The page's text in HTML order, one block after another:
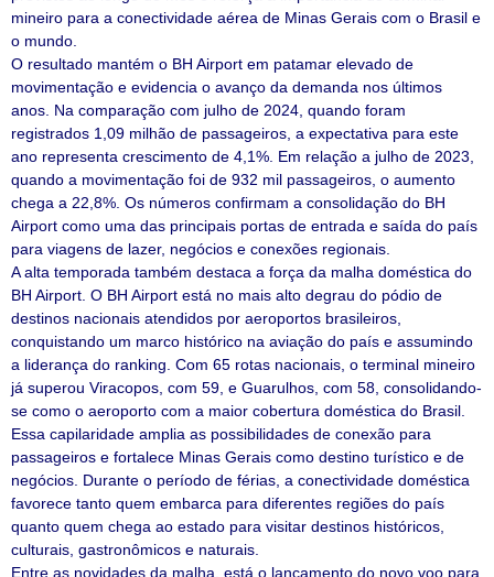
mineiro para a conectividade aérea de Minas Gerais com o Brasil e
o mundo.
O resultado mantém o BH Airport em patamar elevado de
movimentação e evidencia o avanço da demanda nos últimos
anos. Na comparação com julho de 2024, quando foram
registrados 1,09 milhão de passageiros, a expectativa para este
ano representa crescimento de 4,1%. Em relação a julho de 2023,
quando a movimentação foi de 932 mil passageiros, o aumento
chega a 22,8%. Os números confirmam a consolidação do BH
Airport como uma das principais portas de entrada e saída do país
para viagens de lazer, negócios e conexões regionais.
A alta temporada também destaca a força da malha doméstica do
BH Airport. O BH Airport está no mais alto degrau do pódio de
destinos nacionais atendidos por aeroportos brasileiros,
conquistando um marco histórico na aviação do país e assumindo
a liderança do ranking. Com 65 rotas nacionais, o terminal mineiro
já superou Viracopos, com 59, e Guarulhos, com 58, consolidando-
se como o aeroporto com a maior cobertura doméstica do Brasil.
Essa capilaridade amplia as possibilidades de conexão para
passageiros e fortalece Minas Gerais como destino turístico e de
negócios. Durante o período de férias, a conectividade doméstica
favorece tanto quem embarca para diferentes regiões do país
quanto quem chega ao estado para visitar destinos históricos,
culturais, gastronômicos e naturais.
Entre as novidades da malha, está o lançamento do novo voo para